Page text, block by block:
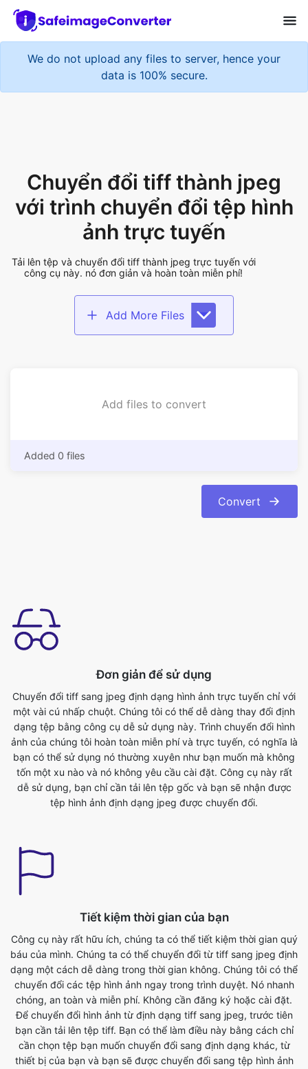
We do not upload any files to server, hence your
data is 100% secure.
ảnh trực tuyến
Tải lên tệp và chuyển đổi tiff thành jpeg trực tuyến với
công cụ này. nó đơn giản và hoàn toàn miễn phí!
Add More Files
Chuyển đổi tiff sang jpeg định dạng hình ảnh trực tuyến chỉ với
một vài cú nhấp chuột. Chúng tôi có thể dễ dàng thay đổi định
dạng tệp bằng công cụ dễ sử dụng này. Trình chuyển đổi hình
ảnh của chúng tôi hoàn toàn miễn phí và trực tuyến, có nghĩa là
bạn có thể sử dụng nó thường xuyên như bạn muốn mà không
tốn một xu nào và nó không yêu cầu cài đặt. Công cụ này rất
dễ sử dụng, bạn chỉ cần tải lên tệp gốc và bạn sẽ nhận được
tệp hình ảnh định dạng jpeg được chuyển đổi.
Công cụ này rất hữu ích, chúng ta có thể tiết kiệm thời gian quý
báu của mình. Chúng ta có thể chuyển đổi từ tiff sang jpeg định
dạng một cách dễ dàng trong thời gian không. Chúng tôi có thể
chuyển đổi các tệp hình ảnh ngay trong trình duyệt. Nó nhanh
chóng, an toàn và miễn phí. Không cần đăng ký hoặc cài đặt.
Để chuyển đổi hình ảnh từ định dạng tiff sang jpeg, trước tiên
bạn cần tải lên tệp tiff. Bạn có thể làm điều này bằng cách chỉ
cần chọn tệp bạn muốn chuyển đổi sang định dạng khác, từ
thiết bị của bạn và bạn sẽ được chuyển đổi sang tệp hình ảnh
định dạng jpeg ngay lập tức.